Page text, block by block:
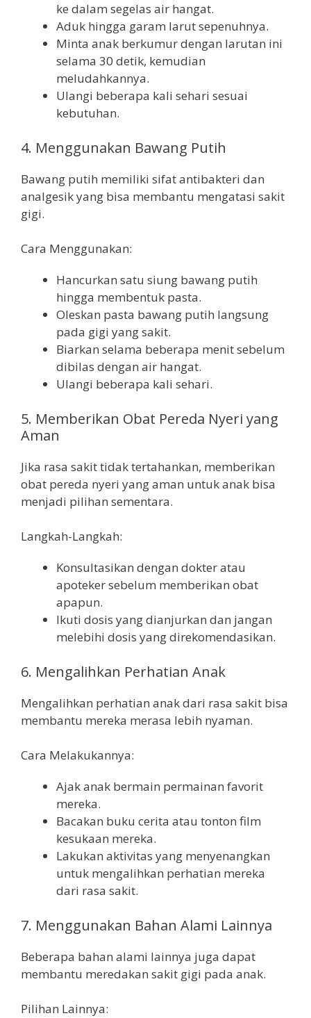
ke dalam segelas air hangat.
Aduk hingga garam larut sepenuhnya.
Minta anak berkumur dengan larutan ini
selama 30 detik, kemudian
meludahkannya.
Ulangi beberapa kali sehari sesuai
kebutuhan.
4. Menggunakan Bawang Putih
Bawang putih memiliki sifat antibakteri dan
analgesik yang bisa membantu mengatasi sakit
gigi.
Cara Menggunakan:
Hancurkan satu siung bawang putih
hingga membentuk pasta.
Oleskan pasta bawang putih langsung
pada gigi yang sakit.
Biarkan selama beberapa menit sebelum
dibilas dengan air hangat.
Ulangi beberapa kali sehari.
5. Memberikan Obat Pereda Nyeri yang
Aman
Jika rasa sakit tidak tertahankan, memberikan
obat pereda nyeri yang aman untuk anak bisa
menjadi pilihan sementara.
Langkah-Langkah:
Konsultasikan dengan dokter atau
apoteker sebelum memberikan obat
apapun.
Ikuti dosis yang dianjurkan dan jangan
melebihi dosis yang direkomendasikan.
6. Mengalihkan Perhatian Anak
Mengalihkan perhatian anak dari rasa sakit bisa
membantu mereka merasa lebih nyaman.
Cara Melakukannya:
Ajak anak bermain permainan favorit
mereka.
Bacakan buku cerita atau tonton film
kesukaan mereka.
Lakukan aktivitas yang menyenangkan
untuk mengalihkan perhatian mereka
dari rasa sakit.
7. Menggunakan Bahan Alami Lainnya
Beberapa bahan alami lainnya juga dapat
membantu meredakan sakit gigi pada anak.
Pilihan Lainnya: